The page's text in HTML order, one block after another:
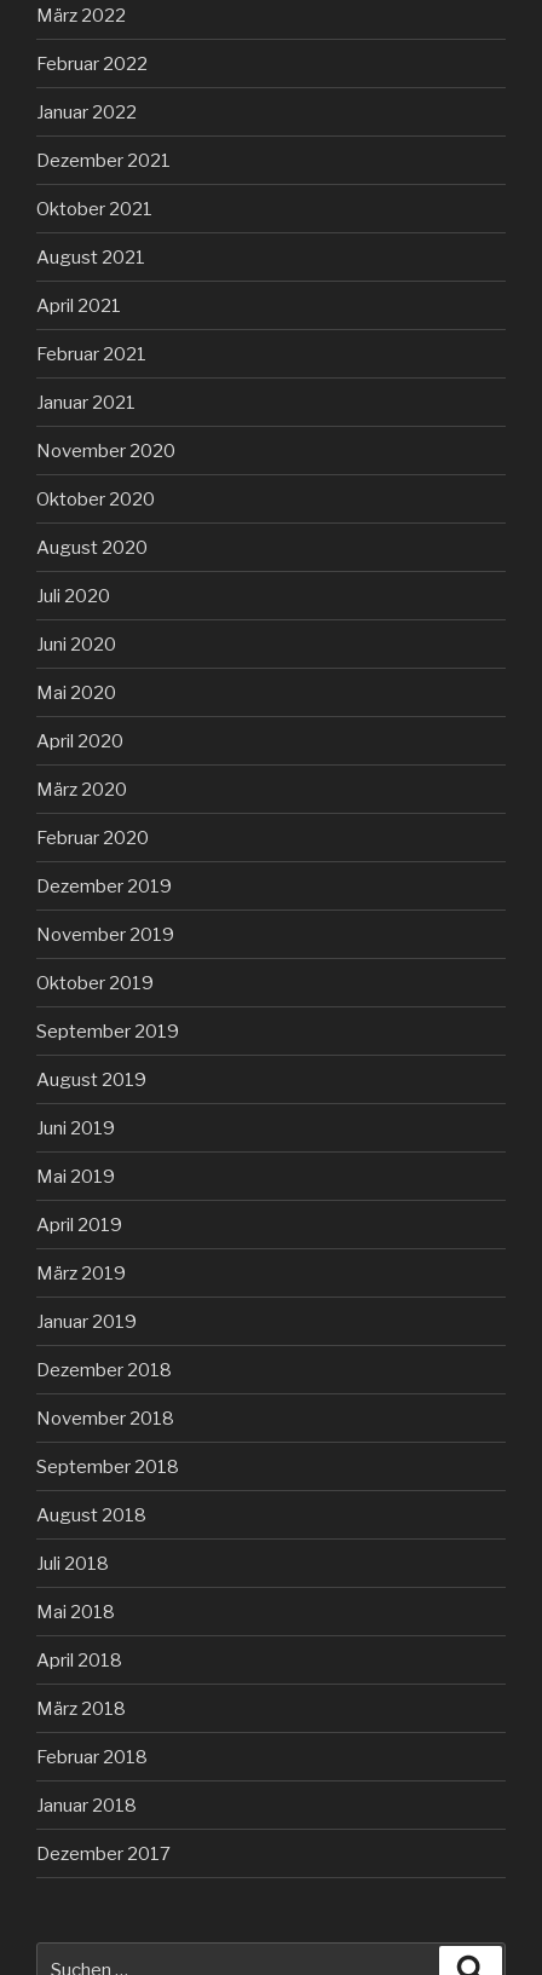
März 2022
Februar 2022
Januar 2022
Dezember 2021
Oktober 2021
August 2021
April 2021
Februar 2021
Januar 2021
November 2020
Oktober 2020
August 2020
Juli 2020
Juni 2020
Mai 2020
April 2020
März 2020
Februar 2020
Dezember 2019
November 2019
Oktober 2019
September 2019
August 2019
Juni 2019
Mai 2019
April 2019
März 2019
Januar 2019
Dezember 2018
November 2018
September 2018
August 2018
Juli 2018
Mai 2018
April 2018
März 2018
Februar 2018
Januar 2018
Dezember 2017